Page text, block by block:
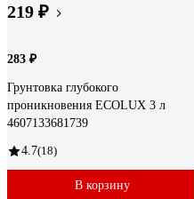
219 ₽
283 ₽
Грунтовка глубокого
проникновения ECOLUX 3 л
4607133681739
4.7(18)
В корзину